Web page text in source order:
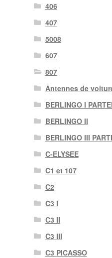
406
407
5008
607
807
Antennes de
BERLINGO I
BERLINGO II
BERLINGO III
C-ELYSEE
C1 et 107
C2
C3 I
C3 II
C3 III
C3 PICASSO